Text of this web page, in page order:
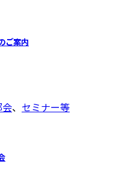
ご案内
、 セミナー等